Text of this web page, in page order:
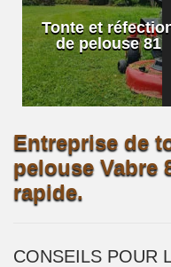
Tonte et
de pelouse 81
Entreprise de
pelouse Vabre
rapide.
CONSEILS POUR